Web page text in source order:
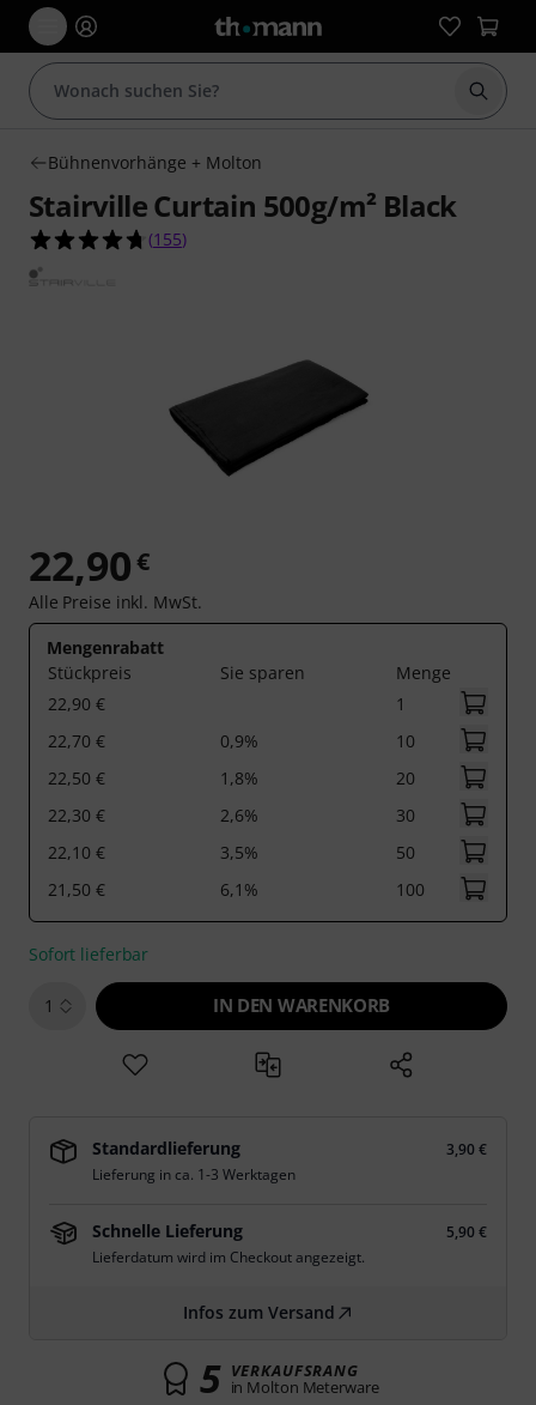
Suche
Bühnenvorhänge + Molton
Stairville Curtain 500g/m² Black
4.7 von 5 Sternen aus 155 Kundenbewertungen
(155)
22,90€
Alle Preise inkl. MwSt.
Mengenrabatt
Stückpreis
Sie sparen
Menge
22,90 €
1
22,70 €
0,9%
10
22,50 €
1,8%
20
22,30 €
2,6%
30
22,10 €
3,5%
50
21,50 €
6,1% 100
Sofort lieferbar
1 IN DEN WARENKORB
Standardlieferung
3,90 €
Lieferung in ca. 1-3 Werktagen
Schnelle Lieferung
5,90 €
Lieferdatum wird im Checkout angezeigt.
Infos zum Versand
5 VERKAUFSRANG
in Molton Meterware